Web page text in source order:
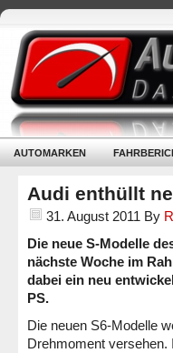
AUTOMARKEN
Audi enthüllt
31. August 2011 By
Die neue S-Modelle
nächste Woche im
dabei ein neu
PS.
Die neuen S6-Modelle
Drehmoment versehen.